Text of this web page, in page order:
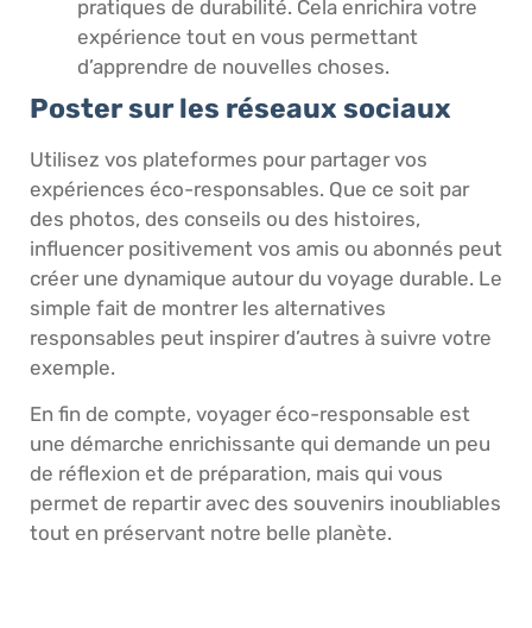
pratiques de durabilité. Cela enrichira votre
expérience tout en vous permettant
d’apprendre de nouvelles choses.
Poster sur les réseaux sociaux
Utilisez vos plateformes pour partager vos
expériences éco-responsables. Que ce soit par
des photos, des conseils ou des histoires,
influencer positivement vos amis ou abonnés peut
créer une dynamique autour du voyage durable. Le
simple fait de montrer les alternatives
responsables peut inspirer d’autres à suivre votre
exemple.
En fin de compte, voyager éco-responsable est
une démarche enrichissante qui demande un peu
de réflexion et de préparation, mais qui vous
permet de repartir avec des souvenirs inoubliables
tout en préservant notre belle planète.